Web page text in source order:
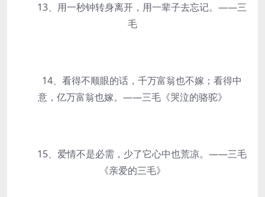
13、用一秒钟转身离开，用一辈子去忘记。——三
毛
14、看得不顺眼的话，千万富翁也不嫁；看得中
意，亿万富翁也嫁。——三毛《哭泣的骆驼》
15、爱情不是必需，少了它心中也荒凉。——三毛
《亲爱的三毛》